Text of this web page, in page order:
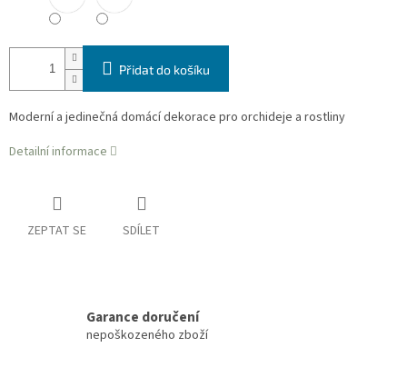
Přidat do košíku
Moderní a jedinečná domácí dekorace pro orchideje a rostliny
Detailní informace
ZEPTAT SE SDÍLET
Garance doručení
nepoškozeného zboží